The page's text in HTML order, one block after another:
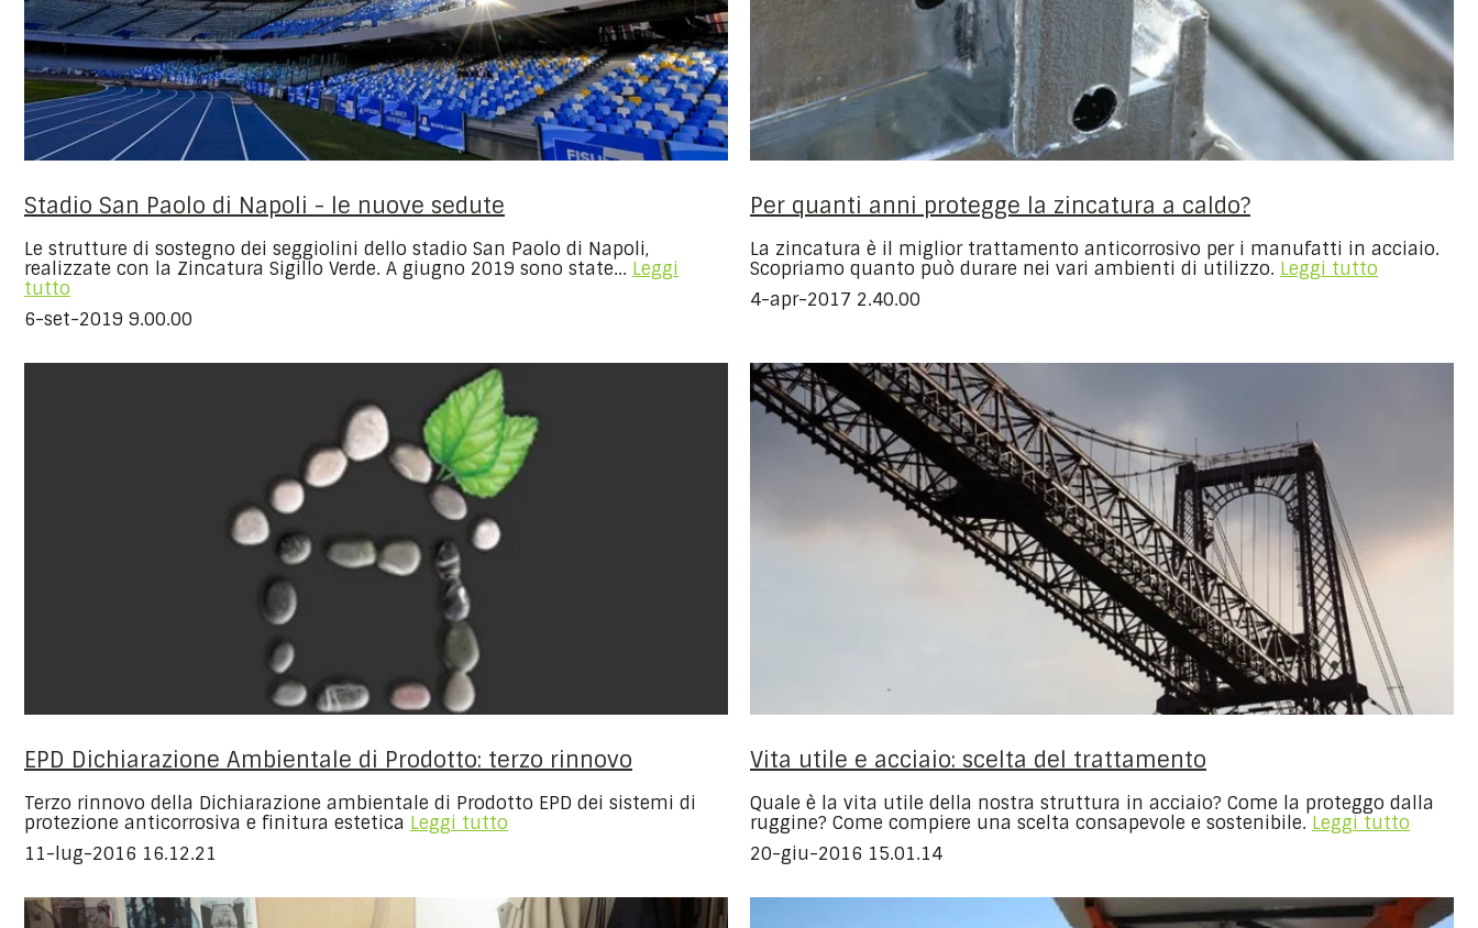
Stadio San Paolo di Napoli - le nuove sedute
Le strutture di sostegno dei seggiolini dello stadio San Paolo di Napoli,
realizzate con la Zincatura Sigillo Verde. A giugno 2019 sono state... Leggi
tutto
6-set-2019 9.00.00
Per quanti anni protegge la zincatura a caldo?
La zincatura è il miglior trattamento anticorrosivo per i manufatti in acciaio.
Scopriamo quanto può durare nei vari ambienti di utilizzo. Leggi tutto
4-apr-2017 2.40.00
EPD Dichiarazione Ambientale di Prodotto: terzo rinnovo
Terzo rinnovo della Dichiarazione ambientale di Prodotto EPD dei sistemi di
protezione anticorrosiva e finitura estetica Leggi tutto
11-lug-2016 16.12.21
Vita utile e acciaio: scelta del trattamento
Quale è la vita utile della nostra struttura in acciaio? Come la proteggo dalla
ruggine? Come compiere una scelta consapevole e sostenibile. Leggi tutto
20-giu-2016 15.01.14